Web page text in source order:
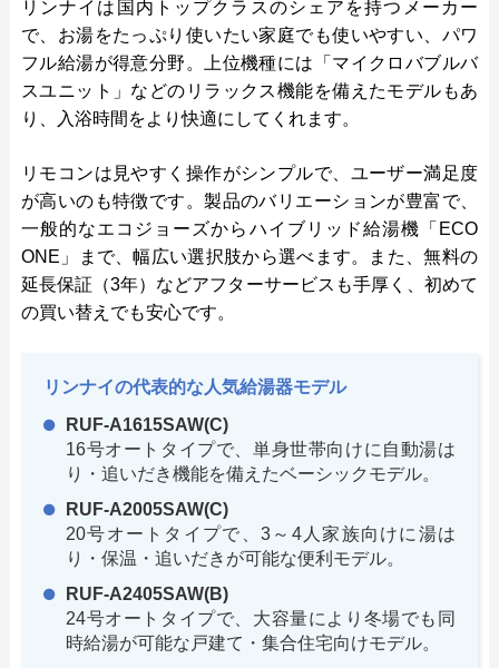
リンナイは国内トップクラスのシェアを持つメーカー
で、お湯をたっぷり使いたい家庭でも使いやすい、パワ
フル給湯が得意分野。上位機種には「マイクロバブルバ
スユニット」などのリラックス機能を備えたモデルもあ
り、入浴時間をより快適にしてくれます。
リモコンは見やすく操作がシンプルで、ユーザー満足度
が高いのも特徴です。製品のバリエーションが豊富で、
一般的なエコジョーズからハイブリッド給湯機「ECO
ONE」まで、幅広い選択肢から選べます。また、無料の
延長保証（3年）などアフターサービスも手厚く、初めて
の買い替えでも安心です。
リンナイの代表的な人気給湯器モデル
RUF-A1615SAW(C)
16号オートタイプで、単身世帯向けに自動湯は
り・追いだき機能を備えたベーシックモデル。
RUF-A2005SAW(C)
20号オートタイプで、3～4人家族向けに湯は
り・保温・追いだきが可能な便利モデル。
RUF-A2405SAW(B)
24号オートタイプで、大容量により冬場でも同
時給湯が可能な戸建て・集合住宅向けモデル。